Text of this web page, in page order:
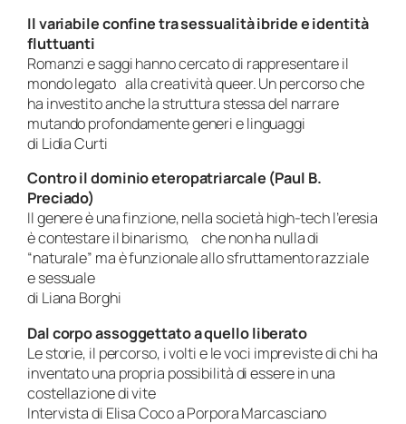
Il variabile confine tra sessualità ibride e identità
fluttuanti
Romanzi e saggi hanno cercato di rappresentare il
mondo legato alla creatività queer. Un percorso che
ha investito anche la struttura stessa del narrare
mutando profondamente generi e linguaggi
di Lidia Curti
Contro il dominio eteropatriarcale (Paul B.
Preciado)
Il genere è una finzione, nella società high-tech l’eresia
è contestare il binarismo, che non ha nulla di
“naturale” ma è funzionale allo sfruttamento razziale
e sessuale
di Liana Borghi
Dal corpo assoggettato a quello liberato
Le storie, il percorso, i volti e le voci impreviste di chi ha
inventato una propria possibilità di essere in una
costellazione di vite
Intervista di Elisa Coco a Porpora Marcasciano